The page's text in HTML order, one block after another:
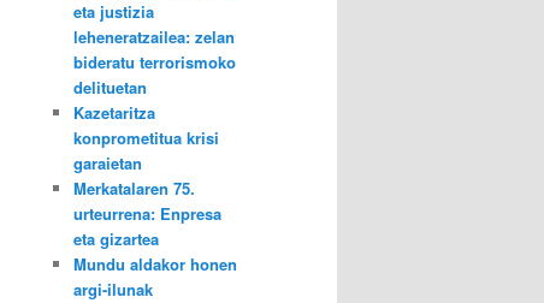
eta justizia
leheneratzailea: zelan
bideratu terrorismoko
delituetan
Kazetaritza
konprometitua krisi
garaietan
Merkatalaren 75.
urteurrena: Enpresa
eta gizartea
Mundu aldakor honen
argi-ilunak